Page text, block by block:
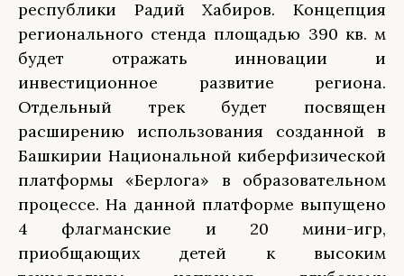
республики Радий Хабиров. Концепция
регионального стенда площадью 390 кв. м
будет отражать инновации и
инвестиционное развитие региона.
Отдельный трек будет посвящен
расширению использования созданной в
Башкирии Национальной киберфизической
платформы «Берлога» в образовательном
процессе. На данной платформе выпущено
4 флагманские и 20 мини-игр,
приобщающих детей к высоким